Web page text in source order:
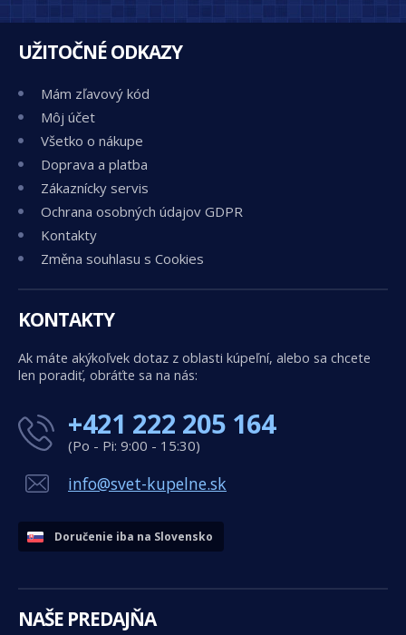
UŽITOČNÉ ODKAZY
Mám zľavový kód
Môj účet
Všetko o nákupe
Doprava a platba
Zákaznícky servis
Ochrana osobných údajov GDPR
Kontakty
Změna souhlasu s Cookies
KONTAKTY
Ak máte akýkoľvek dotaz z oblasti kúpeľní, alebo sa chcete
len poradiť, obráťte sa na nás:
+421 222 205 164
(Po - Pi: 9:00 - 15:30)
info@svet-kupelne.sk
Doručenie iba na Slovensko
NAŠE PREDAJŇA